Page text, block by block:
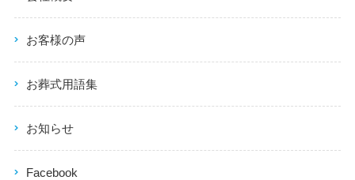
お客様の声
お葬式用語集
お知らせ
Facebook